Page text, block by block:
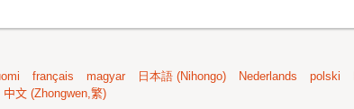
français magyar 日本語 (Nihongo) Nederlands polski
中文 (Zhongwen,繁)